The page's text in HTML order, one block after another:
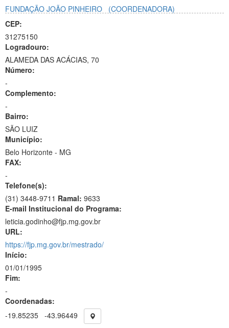
FUNDAÇÃO JOÃO PINHEIRO
(COORDENADORA)
CEP:
31275150
Logradouro:
ALAMEDA DAS ACÁCIAS, 70
Número:
-
Complemento:
-
Bairro:
SÃO LUIZ
Município:
Belo Horizonte - MG
FAX:
-
Telefone(s):
(31) 3448-9711 Ramal: 9633
E-mail Institucional do Programa:
leticia.godinho@fjp.mg.gov.br
URL:
https://fjp.mg.gov.br/mestrado/
Início:
01/01/1995
Fim:
-
Coordenadas:
-19.85235 -43.96449